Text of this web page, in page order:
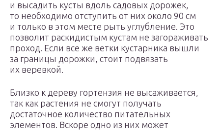
и высадить кусты вдоль садовых дорожек,
то необходимо отступить от них около 90 см
и только в этом месте рыть углубление. Это
позволит раскидистым кустам не загораживать
проход. Если все же ветки кустарника вышли
за границы дорожки, стоит подвязать
их веревкой.
Близко к дереву гортензия не высаживается,
так как растения не смогут получать
достаточное количество питательных
элементов. Вскоре одно из них может